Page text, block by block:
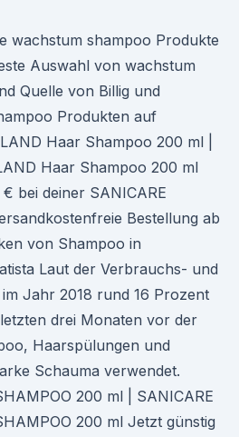
wachstum shampoo Produkte
Auswahl von wachstum
Quelle von Billig und
Produkten auf
Haar Shampoo 200 ml |
Haar Shampoo 200 ml
bei deiner SANICARE
Bestellung ab
von Shampoo in
Laut der Verbrauchs- und
Jahr 2018 rund 16 Prozent
drei Monaten vor der
Haarspülungen und
Schauma verwendet.
200 ml | SANICARE
200 ml Jetzt günstig